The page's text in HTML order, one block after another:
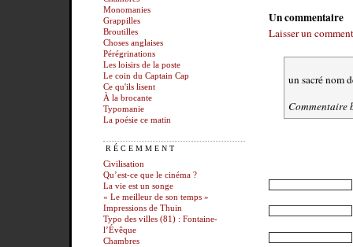
Monomanies
Grappilles
Broutilles
Choses anglaises
Pérégrinations
Les loisirs de la poste
Le coin du Captain Cap
Ce qu'ils lisent
À la brocante
Typomanie
La poésie ce matin
RÉCEMMENT
Civilisation
Qu’est-ce que le cinéma ?
La vie est un songe
« Le meilleur de son temps »
Impressions de Thuin
Typo des villes (81) : Fontaine-
l’Évêque
Chambres
Un commentaire
Laisser un
un sacré nom
Commentaire